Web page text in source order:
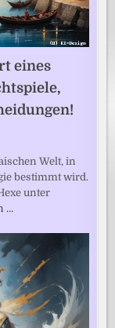
eines
Welt, in
bestimmt wird.
unter
…